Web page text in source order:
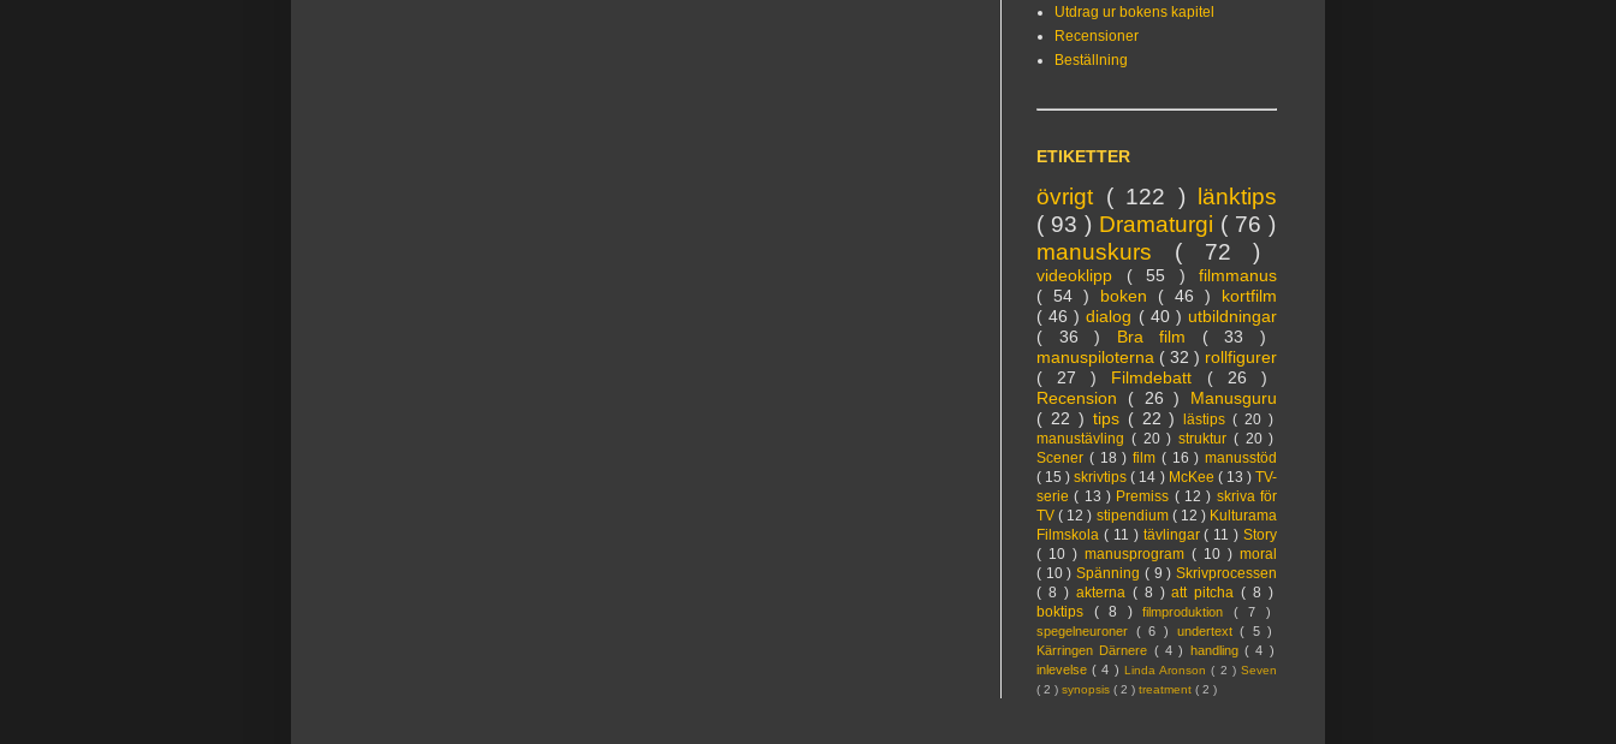
Utdrag ur bokens kapitel
Recensioner
Beställning
ETIKETTER
övrigt ( 122 ) länktips
( 93 ) Dramaturgi ( 76 )
manuskurs ( 72 )
videoklipp ( 55 ) filmmanus
( 54 ) boken ( 46 ) kortfilm
( 46 )dialog ( 40 ) utbildningar
( 36 ) Bra film ( 33 )
manuspiloterna ( 32 ) rollfigurer
( 27 ) Filmdebatt ( 26 )
Recension ( 26 ) Manusguru
( 22 ) tips ( 22 )lästips( 20 )
manustävling ( 20 ) struktur ( 20 )
Scener ( 18 ) film ( 16 ) manusstöd
( 15 )skrivtips( 14 ) McKee ( 13 )TV-
serie( 13 ) Premiss ( 12 ) skriva för
TV( 12 ) stipendium ( 12 ) Kulturama
Filmskola ( 11 ) tävlingar( 11 ) Story
( 10 ) manusprogram ( 10 ) moral
( 10 )Spänning ( 9 )Skrivprocessen
( 8 ) akterna ( 8 )att pitcha( 8 )
boktips ( 8 ) filmproduktion ( 7 )
spegelneuroner ( 6 ) undertext( 5 )
Kärringen Därnere ( 4 ) handling( 4 )
inlevelse( 4 ) Linda Aronson( 2 )Seven
( 2 ) synopsis ( 2 ) treatment ( 2 )